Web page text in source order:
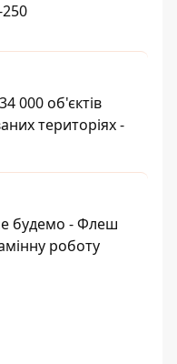
000 об'єктів
територіях -
будемо - Флеш
роботу